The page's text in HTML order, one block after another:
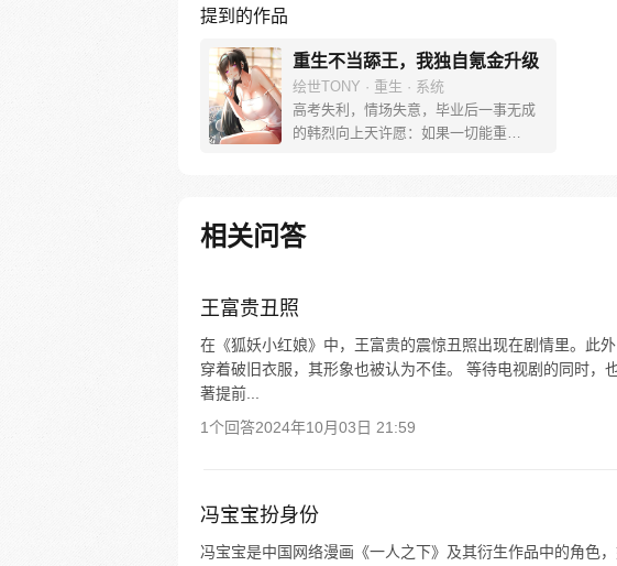
提到的作品
重生不当舔王，我独自氪金升级
绘世TONY · 重生 · 系统
高考失利，情场失意，毕业后一事无成
的韩烈向上天许愿：如果一切能重
富家哥，俘获女神们的芳心……重生一
场，且看韩烈如何逆袭，青云直上！
相关问答
王富贵丑照
在《狐妖小红娘》中，王富贵的震惊丑照出现在剧情里。此
穿着破旧衣服，其形象也被认为不佳。 等待电视剧的同时，
著提前...
1个回答2024年10月03日 21:59
冯宝宝扮身份
冯宝宝是中国网络漫画《一人之下》及其衍生作品中的角色